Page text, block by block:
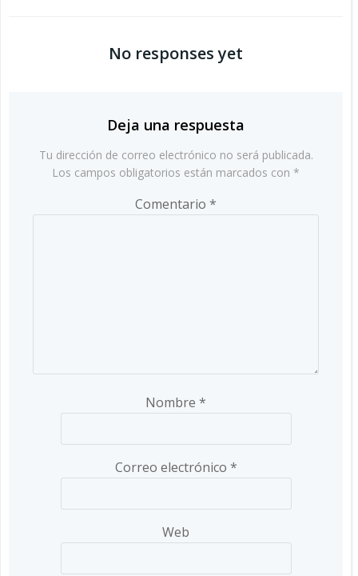
entradas
No responses yet
Deja una respuesta
Tu dirección de correo electrónico no será publicada.
Los campos obligatorios están marcados con *
Comentario *
Nombre *
Correo electrónico *
Web